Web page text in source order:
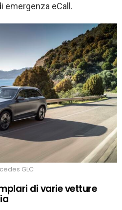
emergenza eCall.
GLC
di varie vetture